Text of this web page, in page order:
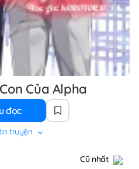
Của Alpha
đọc
truyện
Cũ nhất